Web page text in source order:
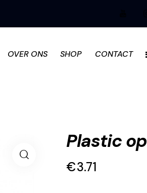
OVER ONS SHOP CONTACT
Plastic
€3.71